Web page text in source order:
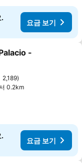
요금 보기
추가
-
2,189
0.2km
요금 보기